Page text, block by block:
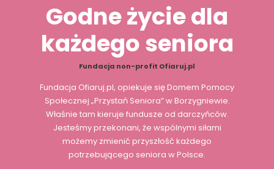
Godne życie dla
każdego seniora
Fundacja non-profit Ofiaruj.pl
Fundacja Ofiaruj.pl, opiekuje się Domem Pomocy
Społecznej „Przystań Seniora” w Borzygniewie.
Właśnie tam kieruje fundusze od darczyńców.
Jesteśmy przekonani, że wspólnymi siłami
możemy zmienić przyszłość każdego
potrzebującego seniora w Polsce.